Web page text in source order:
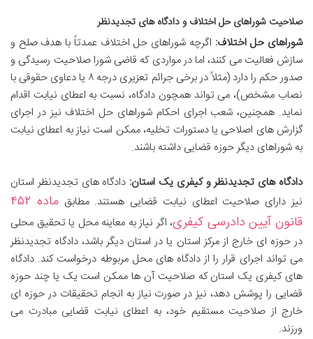
صلاحیت شوراهای حل اختلاف و دادگاه های تجدیدنظر
شوراهای حل اختلاف: اگرچه شوراهای حل اختلاف عمدتاً با هدف صلح و
سازش فعالیت می کنند، اما در مواردی که قاضی شورا صلاحیت رسیدگی و
صدور حکم را دارد (مثلاً در برخی جرائم تعزیری درجه ۸ یا دعاوی حقوقی با
نصاب مشخص)، می تواند همچون دادگاه، نسبت به اعطای نیابت اقدام
نماید. همچنین، شعب اجرای احکام شوراهای حل اختلاف نیز در اجرای
گزارش های اصلاحی یا دستورات تخلیه، ممکن است نیاز به اعطای نیابت
به شوراهای دیگر حوزه قضایی داشته باشند.
دادگاه های تجدیدنظر و کیفری یک استان: دادگاه های تجدیدنظر استان
نیز دارای صلاحیت اعطای نیابت قضایی هستند. مطابق
ماده ۴۵۲
قانون آیین دادرسی کیفری، اگر نیاز به معاینه محل یا تحقیق محلی
در حوزه ای خارج از مرکز استان یا در استان دیگر باشد، دادگاه تجدیدنظر
می تواند اجرای قرار را از دادگاه های محل مربوطه درخواست کند. دادگاه
های کیفری یک استان که صلاحیت آن ها ممکن است یک یا چند حوزه
قضایی را پوشش دهد، نیز در صورت نیاز به انجام تحقیقات در حوزه ای
خارج از صلاحیت مستقیم خود، به اعطای نیابت قضایی مبادرت می
ورزند.